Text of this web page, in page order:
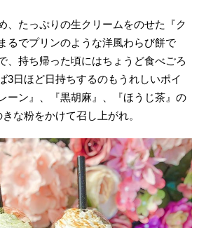
、たっぷりの生クリームをのせた『ク
るでプリンのような洋風わらび餅で
、持ち帰った頃にはちょうど食べごろ
3日ほど日持ちするのもうれしいポイ
ーン』、『黒胡麻』、『ほうじ茶』の
な粉をかけて召し上がれ。